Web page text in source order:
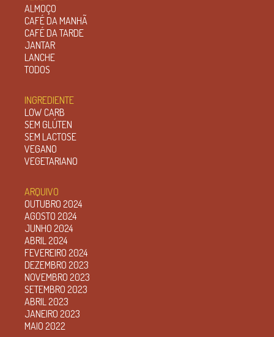
ALMOÇO
CAFÉ DA MANHÃ
CAFÉ DA TARDE
JANTAR
LANCHE
TODOS
INGREDIENTE
LOW CARB
SEM GLÚTEN
SEM LACTOSE
VEGANO
VEGETARIANO
ARQUIVO
OUTUBRO 2024
AGOSTO 2024
JUNHO 2024
ABRIL 2024
FEVEREIRO 2024
DEZEMBRO 2023
NOVEMBRO 2023
SETEMBRO 2023
ABRIL 2023
JANEIRO 2023
MAIO 2022